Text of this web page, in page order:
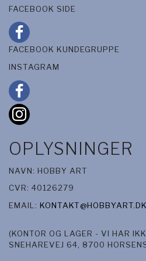
FACEBOOK SIDE
FACEBOOK KUNDEGRUPPE
INSTAGRAM
OPLYSNINGER
NAVN: HOBBY ART
CVR: 40126279
EMAIL: KONTAKT@HOBBYART.DK
(KONTOR OG LAGER - VI HAR
SNEHAREVEJ 64, 8700